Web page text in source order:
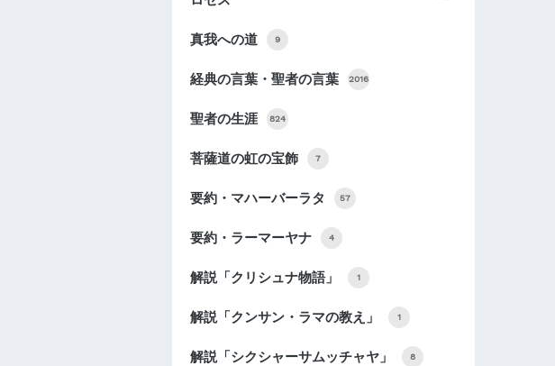
真我への道 9
経典の言葉・聖者の言葉 2016
聖者の生涯 824
菩薩道の虹の宝飾 7
要約・マハーバーラタ 57
要約・ラーマーヤナ 4
解説「クリシュナ物語」 1
解説「クンサン・ラマの教え」 1
解説「シクシャーサムッチャヤ」 8